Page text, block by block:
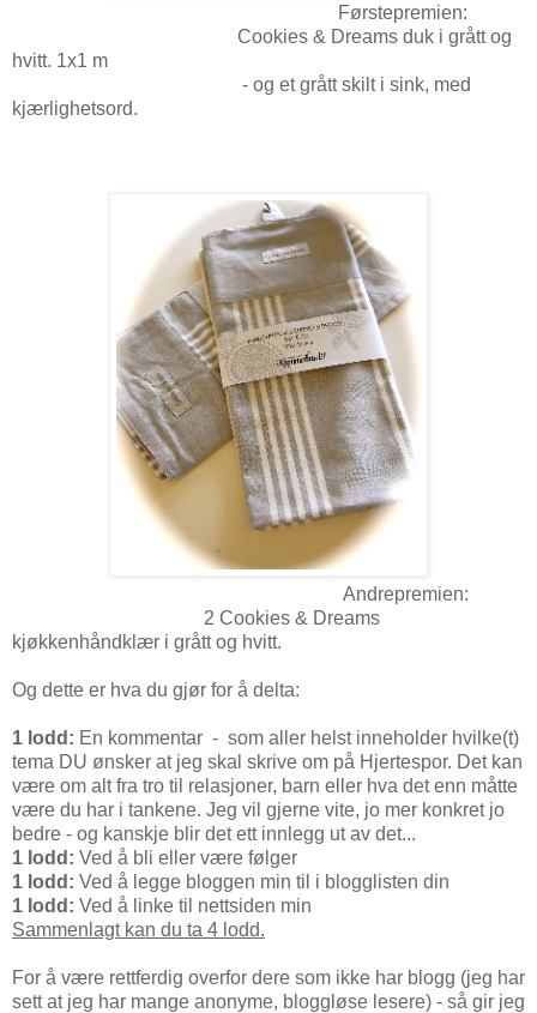
Førstepremien:
Cookies & Dreams duk i grått og
hvitt. 1x1 m
- og et grått skilt i sink, med
kjærlighetsord.
Andrepremien:
2 Cookies & Dreams
kjøkkenhåndklær i grått og hvitt.
Og dette er hva du gjør for å delta:
1 lodd: En kommentar - som aller helst inneholder hvilke(t)
tema DU ønsker at jeg skal skrive om på Hjertespor. Det kan
være om alt fra tro til relasjoner, barn eller hva det enn måtte
være du har i tankene. Jeg vil gjerne vite, jo mer konkret jo
bedre - og kanskje blir det ett innlegg ut av det...
1 lodd: Ved å bli eller være følger
1 lodd: Ved å legge bloggen min til i blogglisten din
1 lodd: Ved å linke til nettsiden min
Sammenlagt kan du ta 4 lodd.
For å være rettferdig overfor dere som ikke har blogg (jeg har
sett at jeg har mange anonyme, bloggløse lesere) - så gir jeg